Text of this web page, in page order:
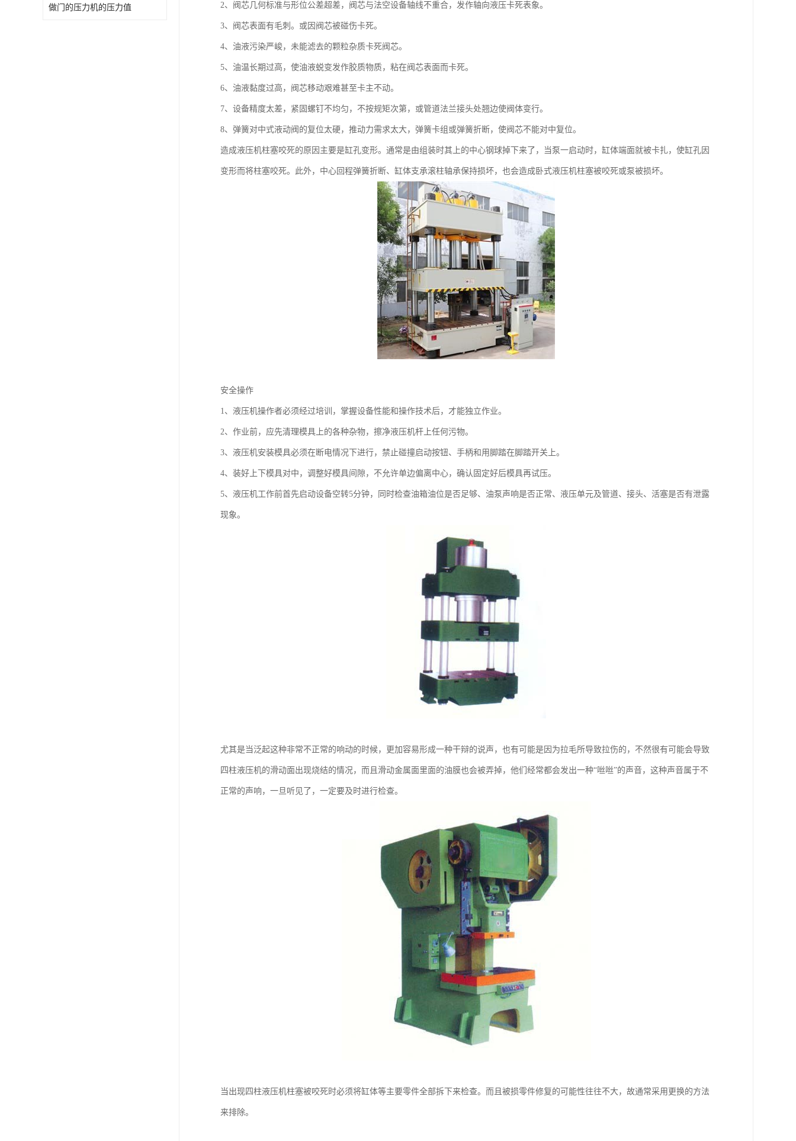
做门的压力机的压力值 2、阀芯几何标准与形位公差超差，阀芯与法空设备轴线不重合，发作轴向液压卡死表象。
3、阀芯表面有毛刺。或因阀芯被碰伤卡死。
4、油液污染严峻，未能滤去的颗粒杂质卡死阀芯。
5、油温长期过高，使油液蜕变发作胶质物质，粘在阀芯表面而卡死。
6、油液黏度过高，阀芯移动艰难甚至卡主不动。
7、设备精度太差，紧固螺钉不均匀，不按规矩次第，或管道法兰接头处翘边使阀体变行。
8、弹簧对中式液动阀的复位太硬，推动力需求太大，弹簧卡组或弹簧折断，使阀芯不能对中复位。
造成液压机柱塞咬死的原因主要是缸孔变形。通常是由组装时其上的中心钢球掉下来了，当泵一启动时，缸体端面就被卡扎，使缸孔因
变形而将柱塞咬死。此外，中心回程弹簧折断、缸体支承滚柱轴承保持损坏，也会造成卧式液压机柱塞被咬死或泵被损坏。
安全操作
1、液压机操作者必须经过培训，掌握设备性能和操作技术后，才能独立作业。
2、作业前，应先清理模具上的各种杂物，擦净液压机杆上任何污物。
3、液压机安装模具必须在断电情况下进行，禁止碰撞启动按钮、手柄和用脚踏在脚踏开关上。
4、装好上下模具对中，调整好模具间隙，不允许单边偏离中心，确认固定好后模具再试压。
5、液压机工作前首先启动设备空转5分钟，同时检查油箱油位是否足够、油泵声响是否正常、液压单元及管道、接头、活塞是否有泄露
现象。
尤其是当泛起这种非常不正常的响动的时候，更加容易形成一种干辩的说声，也有可能是因为拉毛所导致拉伤的，不然很有可能会导致
四柱液压机的滑动面出现烧结的情况，而且滑动金属面里面的油膜也会被弄掉，他们经常都会发出一种“咝咝”的声音，这种声音属于不
正常的声响，一旦听见了，一定要及时进行检查。
当出现四柱液压机柱塞被咬死时必须将缸体等主要零件全部拆下来检查。而且被损零件修复的可能性往往不大，故通常采用更换的方法
来排除。